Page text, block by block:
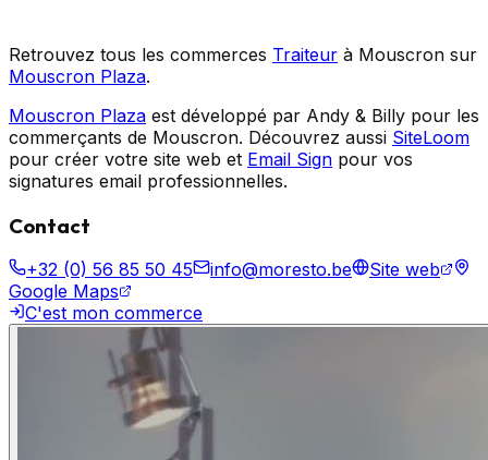
Retrouvez tous les commerces Traiteur à Mouscron sur
Mouscron Plaza.
Mouscron Plaza est développé par Andy & Billy pour les
commerçants de Mouscron. Découvrez aussi SiteLoom
pour créer votre site web et Email Sign pour vos
signatures email professionnelles.
Contact
+32 (0) 56 85 50 45 info@moresto.be
Site web
Google Maps
C'est mon commerce